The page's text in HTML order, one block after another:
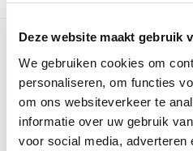
Deze website maakt gebruik
We gebruiken cookies om
personaliseren, om functies
om ons websiteverkeer te
informatie over uw gebruik
voor social media, adverteren
Meer